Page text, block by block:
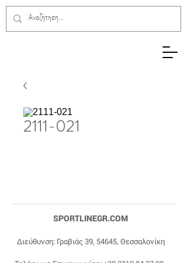
2111-021
SPORTLINEGR.COM
Διεύθυνση: Γραβιάς 39, 54645, Θεσσαλονίκη